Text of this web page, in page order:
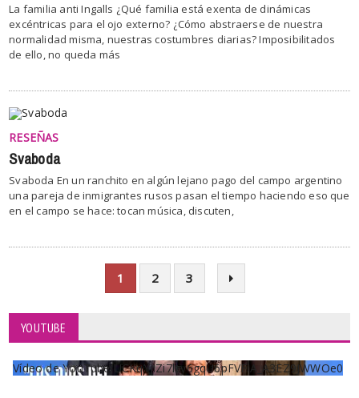
La familia anti Ingalls ¿Qué familia está exenta de dinámicas
excéntricas para el ojo externo? ¿Cómo abstraerse de nuestra
normalidad misma, nuestras costumbres diarias? Imposibilitados
de ello, no queda más
RESEÑAS
Svaboda
Svaboda En un ranchito en algún lejano pago del campo argentino
una pareja de inmigrantes rusos pasan el tiempo haciendo eso que
en el campo se hace: tocan música, discuten,
1 2 3
YOUTUBE
Vídeo de YouTube UCKqYjiZi7lzy6gqU6pFVFiA_A3EZ9JWWOe0